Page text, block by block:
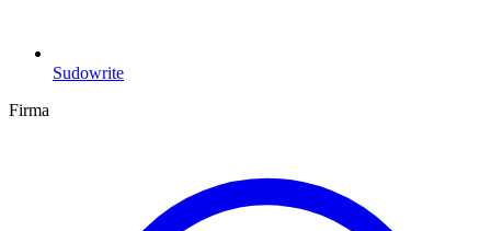
Sudowrite
Firma